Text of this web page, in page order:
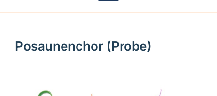
Posaunenchor (Probe)